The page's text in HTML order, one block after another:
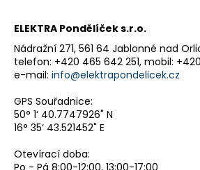
ELEKTRA Pondělíček s.r.o.
Nádražní 271, 561 64 Jablonné nad
telefon: +420 465 642 251, mobil: +420
e-mail: info@elektrapondelicek.cz
GPS Souřadnice:
50° 1‘ 40.7747926" N
16° 35‘ 43.521452" E
Otevírací doba:
Po - Pá 8:00-12:00, 13:00-17:00
Kč
Původně:
27
980
Kč